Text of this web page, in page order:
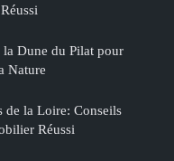
Dune du Pilat pour
Nature
de la Loire: Conseils
Réussi